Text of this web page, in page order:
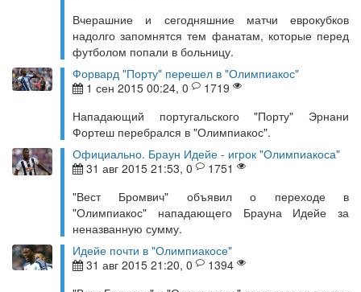
Вчерашние и сегодняшние матчи еврокубков
надолго запомнятся тем фанатам, которые перед
футболом попали в больницу.
Форвард "Порту" перешел в "Олимпиакос"
1 сен 2015 00:24, 0
1719
Нападающий португальского "Порту" Эрнани
Фортеш перебрался в "Олимпиакос".
Официально. Браун Идейе - игрок "Олимпиакоса"
31 авг 2015 21:53, 0
1751
"Вест Бромвич" объявил о переходе в
"Олимпиакос" нападающего Брауна Идейе за
неназванную сумму.
Идейе почти в "Олимпиакосе"
31 авг 2015 21:20, 0
1394